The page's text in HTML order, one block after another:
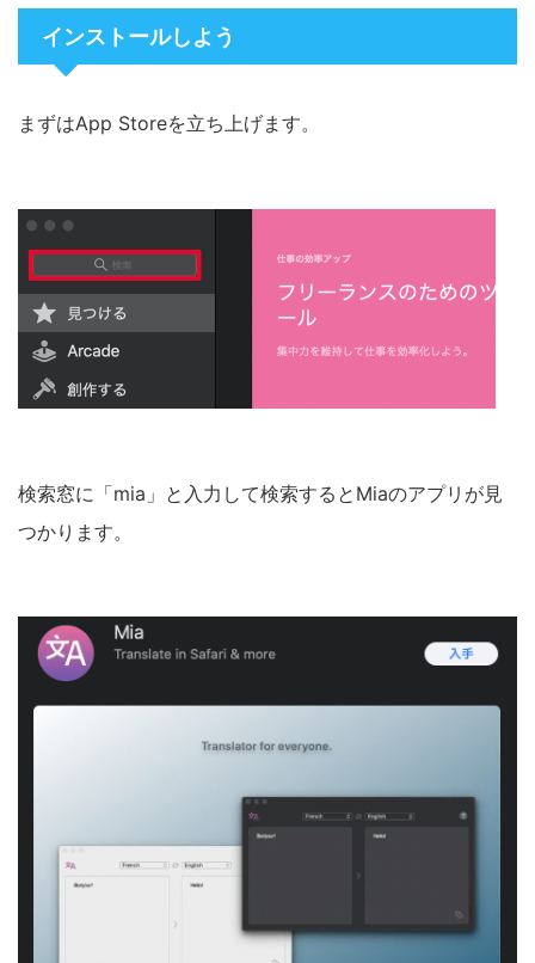
インストールしよう
まずはApp Storeを立ち上げます。
検索窓に「mia」と入力して検索するとMiaのアプリが見
つかります。